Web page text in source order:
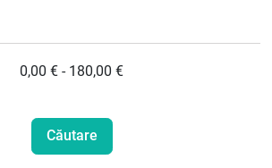
0,00 € - 180,00 €